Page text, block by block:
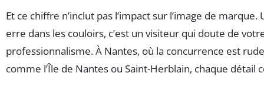
Et ce chiffre n’inclut pas l’impact sur l’image de marque.
erre dans les couloirs, c’est un visiteur qui doute de
professionnalisme. À Nantes, où la concurrence est
comme l’Île de Nantes ou Saint-Herblain, chaque détail